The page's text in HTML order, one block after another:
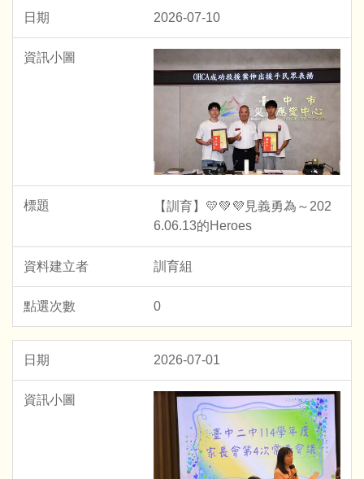
2026-07-10
【訓育】💛💚💜見義勇為～202
6.06.13的Heroes
訓育組
0
2026-07-01